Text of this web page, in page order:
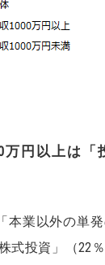
万円以上は「
業以外の単発
式投資」（22